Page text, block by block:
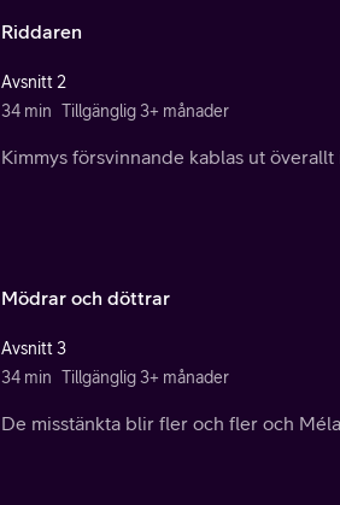
Riddaren
Avsnitt 2
34 min Tillgänglig 3+ månader
Kimmys försvinnande kablas ut
Mödrar och döttrar
Avsnitt 3
34 min Tillgänglig 3+ månader
De misstänkta blir fler och fler och